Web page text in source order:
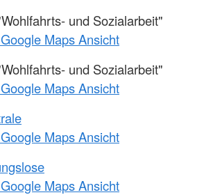
und Sozialarbeit"
Maps Ansicht
und Sozialarbeit"
Maps Ansicht
Maps Ansicht
Maps Ansicht